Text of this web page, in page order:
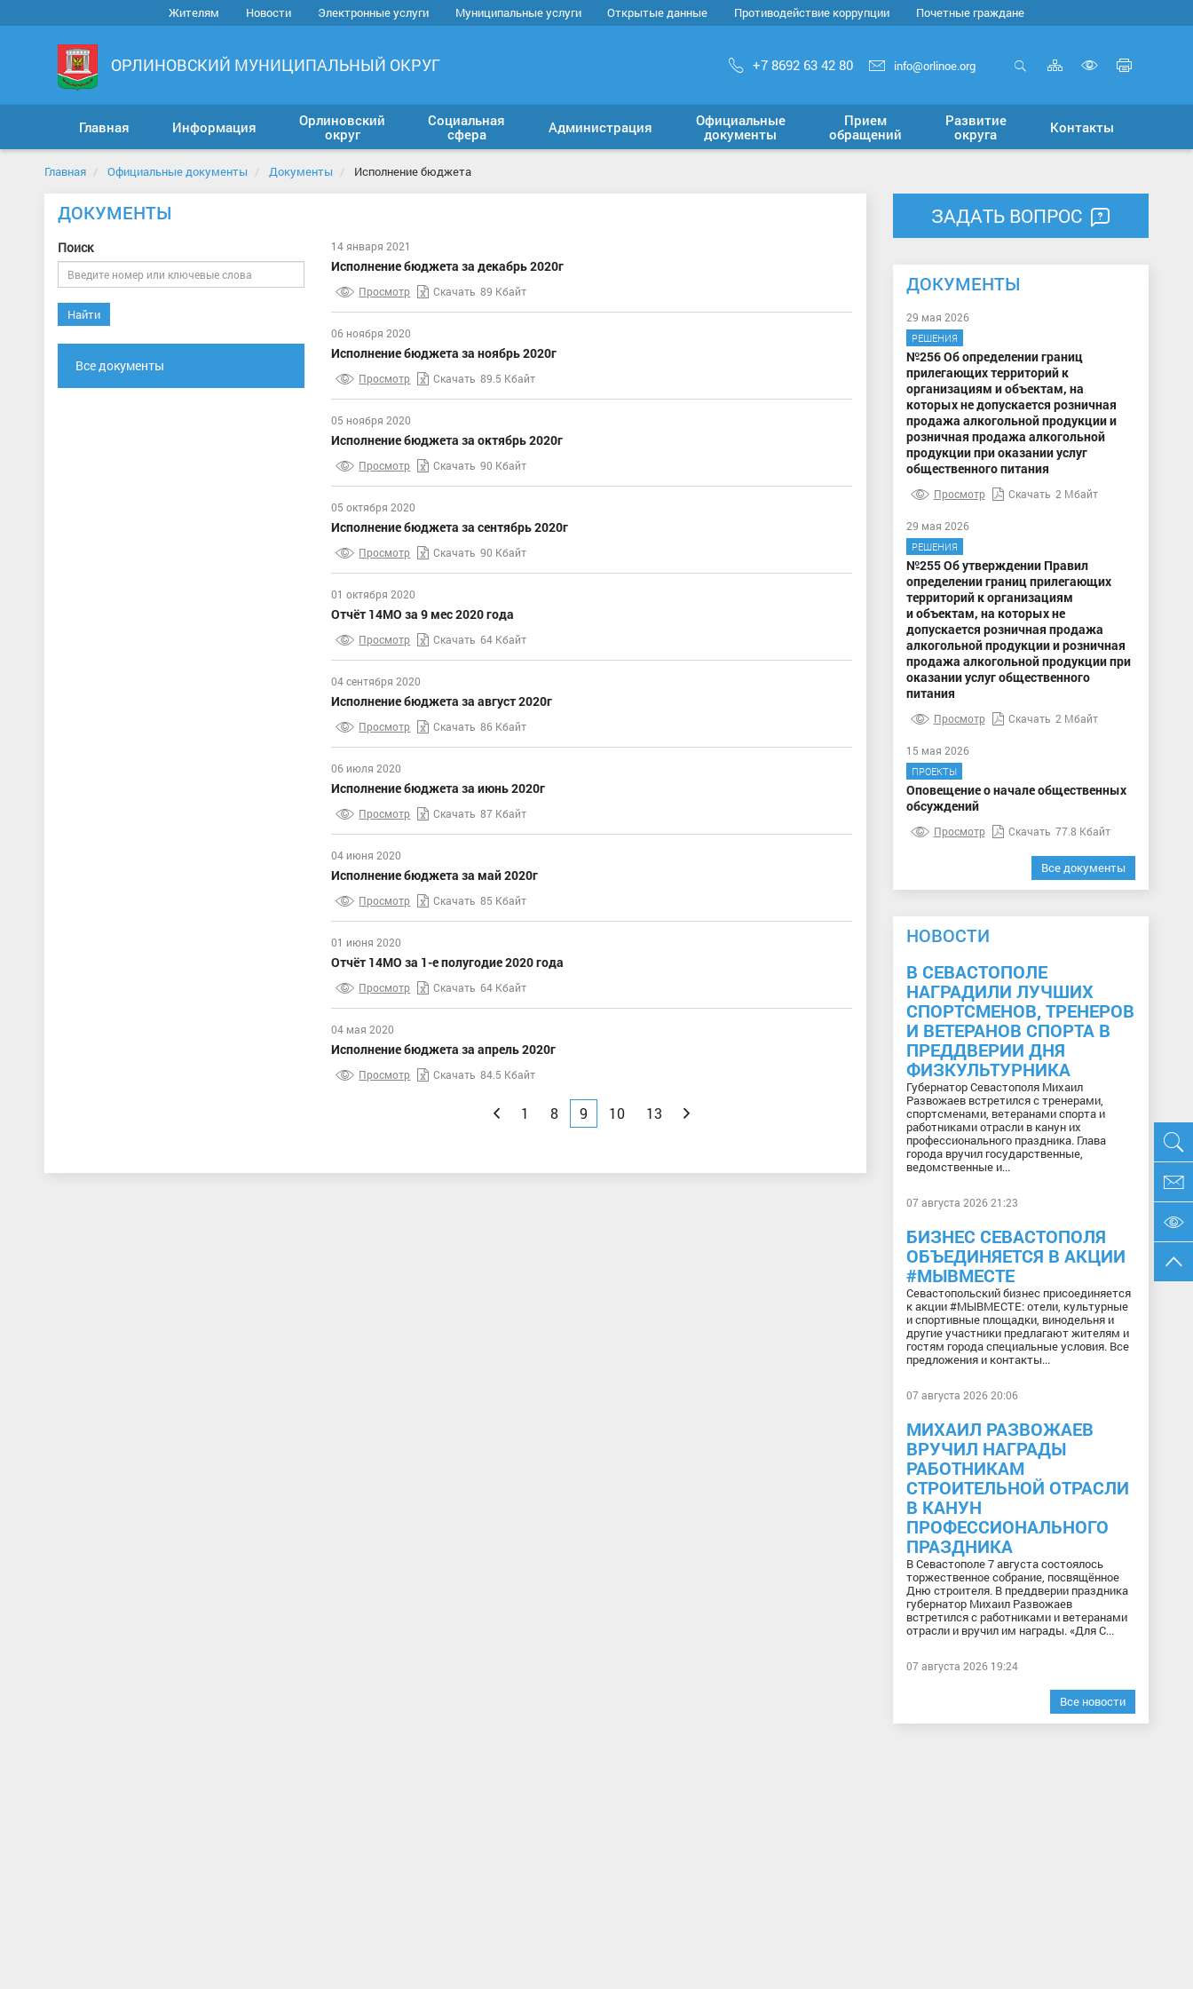
Жителям Новости Электронные услуги Муниципальные услуги Открытые данные Противодействие коррупции Почетные граждане
ОРЛИНОВСКИЙ МУНИЦИПАЛЬНЫЙ ОКРУГ +7 8692 63 42 80 info@orlinoe.org Карта
сайта
версию
для
Главная Информация
Орлиновский
округ
Социальная
сфера
Администрация
Официальные
документы
Прием
обращений
Развитие
округа
Контакты
Главная Официальные документы Документы Исполнение бюджета
ДОКУМЕНТЫ
Поиск
Найти
Все документы
14 января 2021
Исполнение бюджета за декабрь 2020г
Просмотр Скачать 89 Кбайт
06 ноября 2020
Исполнение бюджета за ноябрь 2020г
Просмотр Скачать 89.5 Кбайт
05 ноября 2020
Исполнение бюджета за октябрь 2020г
Просмотр Скачать 90 Кбайт
05 октября 2020
Исполнение бюджета за сентябрь 2020г
Просмотр Скачать 90 Кбайт
01 октября 2020
Отчёт 14МО за 9 мес 2020 года
Просмотр Скачать 64 Кбайт
04 сентября 2020
Исполнение бюджета за август 2020г
Просмотр Скачать 86 Кбайт
06 июля 2020
Исполнение бюджета за июнь 2020г
Просмотр Скачать 87 Кбайт
04 июня 2020
Исполнение бюджета за май 2020г
Просмотр Скачать 85 Кбайт
01 июня 2020
Отчёт 14МО за 1-е полугодие 2020 года
Просмотр Скачать 64 Кбайт
04 мая 2020
Исполнение бюджета за апрель 2020г
Просмотр Скачать 84.5 Кбайт
Назад
1 8 9 10 13 Вперед
ЗАДАТЬ ВОПРОС
ДОКУМЕНТЫ
29 мая 2026
РЕШЕНИЯ
№256 Об определении границ
прилегающих территорий к
организациям и объектам, на
которых не допускается розничная
продажа алкогольной продукции и
розничная продажа алкогольной
продукции при оказании услуг
общественного питания
Просмотр Скачать 2 Мбайт
29 мая 2026
РЕШЕНИЯ
№255 Об утверждении Правил
определении границ прилегающих
территорий к организациям
и объектам, на которых не
допускается розничная продажа
алкогольной продукции и розничная
продажа алкогольной продукции при
оказании услуг общественного
питания
Просмотр Скачать 2 Мбайт
15 мая 2026
ПРОЕКТЫ
Оповещение о начале общественных
обсуждений
Просмотр Скачать 77.8 Кбайт
Все документы
НОВОСТИ
В СЕВАСТОПОЛЕ
НАГРАДИЛИ ЛУЧШИХ
СПОРТСМЕНОВ, ТРЕНЕРОВ
И ВЕТЕРАНОВ СПОРТА В
ПРЕДДВЕРИИ ДНЯ
ФИЗКУЛЬТУРНИКА
Губернатор Севастополя Михаил
Развожаев встретился с тренерами,
спортсменами, ветеранами спорта и
работниками отрасли в канун их
профессионального праздника. Глава
города вручил государственные,
ведомственные и...
07 августа 2026 21:23
БИЗНЕС СЕВАСТОПОЛЯ
ОБЪЕДИНЯЕТСЯ В АКЦИИ
#МЫВМЕСТЕ
Севастопольский бизнес присоединяется
к акции #МЫВМЕСТЕ: отели, культурные
и спортивные площадки, винодельня и
другие участники предлагают жителям и
гостям города специальные условия. Все
предложения и контакты...
07 августа 2026 20:06
МИХАИЛ РАЗВОЖАЕВ
ВРУЧИЛ НАГРАДЫ
РАБОТНИКАМ
СТРОИТЕЛЬНОЙ ОТРАСЛИ
В КАНУН
ПРОФЕССИОНАЛЬНОГО
ПРАЗДНИКА
В Севастополе 7 августа состоялось
торжественное собрание, посвящённое
Дню строителя. В преддверии праздника
губернатор Михаил Развожаев
встретился с работниками и ветеранами
отрасли и вручил им награды. «Для С...
07 августа 2026 19:24
Все новости